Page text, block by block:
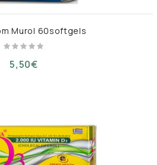
Murol 60softgels
5,50€